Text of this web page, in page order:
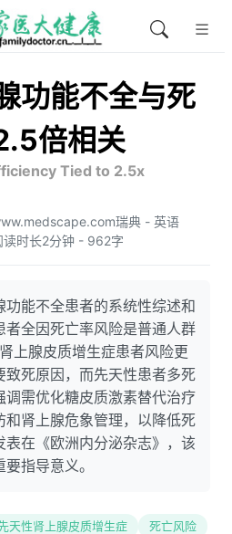
功能不全与死
倍相关
Tied to 2.5x
瑞典 - 英语
时长2分钟 - 962字
能不全患者的系统性综述和
者全因死亡率风险是普通人群
上腺皮质增生症患者风险更
致死原因，而先天性患者多死
调需优化糖皮质激素替代治疗
和肾上腺危象管理，以降低死
表在《欧洲内分泌杂志》，该
指导意义。
天性肾上腺皮质增生症
死亡风险